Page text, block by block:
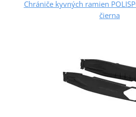
Chrániče kyvných ramien
čierna